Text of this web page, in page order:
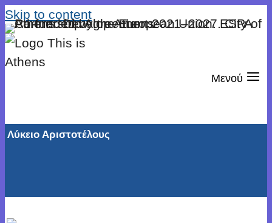
Skip to content
Μενού
Λύκειο Αριστοτέλους